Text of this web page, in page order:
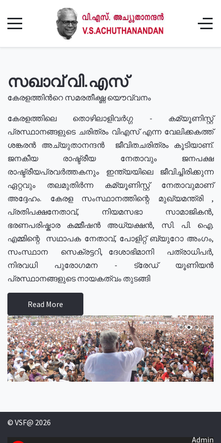
സഖാവ് വി.എസ്
കേരളത്തിൻറെ സമരതീക്ഷ്ണ യൌവ്വനം
കേരളത്തിലെ തൊഴിലാളിവർഗ്ഗ - കമ്യൂണിസ്റ്റ്
പ്രസ്ഥാനങ്ങളുടെ ചരിത്രം വിഎസ് എന്ന വേലിക്കകത്ത്
ശങ്കരൻ അച്യുതാനന്ദൻ ജീവിതചരിത്രം കൂടിയാണ്.
ജനകീയ രാഷ്ട്രീയ നേതാവും ജനപക്ഷ
രാഷ്ട്രീയപ്രവർത്തകനും ഇന്ത്യയിലെ ജീവിച്ചിരിക്കുന്ന
ഏറ്റവും തലമുതിർന്ന കമ്യൂണിസ്റ്റ് നേതാവുമാണ്
അദ്ദേഹം. കേരള സംസ്ഥാനത്തിന്റെ മുഖ്യമന്ത്രി ,
പ്രതിപക്ഷനേതാവ്, നിയമസഭാ സാമാജികൻ,
ഭരണപരിഷ്കാര കമ്മീഷൻ അധ്യക്ഷൻ, സി. പി. ഐ.
എമ്മിന്റെ സഥാപക നേതാവ്, പോളിറ്റ് ബ്യുറോ അംഗം,
സംസ്ഥാന സെക്രട്ടറി, ദേശാഭിമാനി പത്രാധിപർ,
നിരവധി പുരോഗമന - ട്രേഡ് യൂണിയൻ
പ്രസ്ഥാനങ്ങളുടെ നായകത്വം തുടങ്ങി
Read More
© VSF@ 2026
Admin